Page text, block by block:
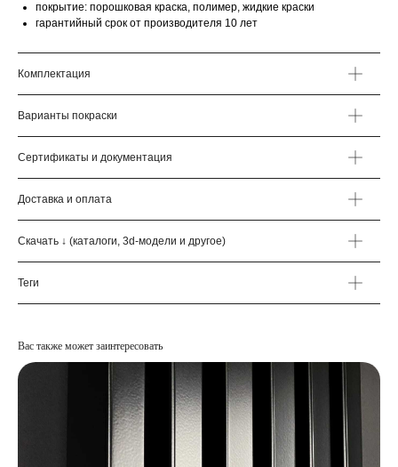
покрытие: порошковая краска, полимер, жидкие краски
гарантийный срок от производителя 10 лет
Комплектация
Варианты покраски
Сертификаты и документация
Доставка и оплата
Скачать ↓ (каталоги, 3d-модели и другое)
Теги
Вас также может заинтересовать